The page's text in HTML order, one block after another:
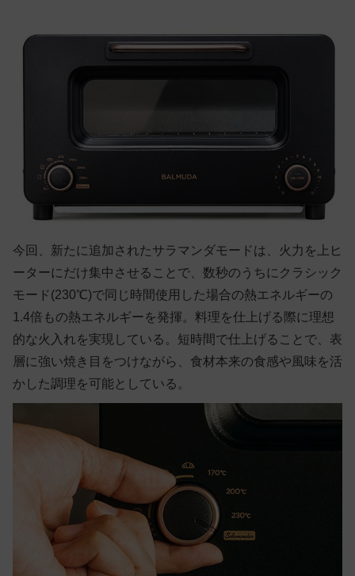
今回、新たに追加されたサラマンダモードは、火力を上ヒ
ーターにだけ集中させることで、数秒のうちにクラシック
モード(230℃)で同じ時間使用した場合の熱エネルギーの
1.4倍もの熱エネルギーを発揮。料理を仕上げる際に理想
的な火入れを実現している。短時間で仕上げることで、表
層に強い焼き目をつけながら、食材本来の食感や風味を活
かした調理を可能としている。